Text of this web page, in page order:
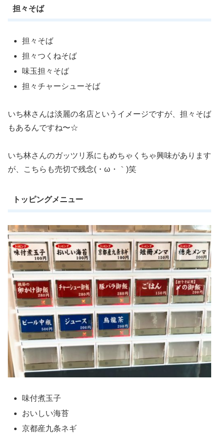
担々そば
担々そば
担々つくねそば
味玉担々そば
担々チャーシューそば
いち林さんは淡麗の名店というイメージですが、担々そば
もあるんですね〜☆
いち林さんのガッツリ系にもめちゃくちゃ興味があります
が、こちらも売切で残念(・ω・｀)笑
トッピングメニュー
味付煮玉子
おいしい海苔
京都産九条ネギ